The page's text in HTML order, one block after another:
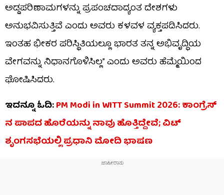
ಅಡ್ಡಪರಿಣಾಮಗಳನ್ನು ಪ್ರಪಂಚದಾದ್ಯಂತ ದೇಶಗಳು
ಅನುಭವಿಸುತ್ತಿವೆ ಎಂದು ಅವರು ಕಳವಳ ವ್ಯಕ್ತಪಡಿಸಿದರು.
ಇಂತಹ ಭೀಕರ ಪರಿಸ್ಥಿತಿಯಲ್ಲೂ ಭಾರತ ತನ್ನ ಅಭಿವೃದ್ಧಿಯ
ವೇಗವನ್ನು ನಿಧಾನಗೊಳಿಸಿಲ್ಲ” ಎಂದು ಅವರು ಹೆಮ್ಮೆಯಿಂದ
ಘೋಷಿಸಿದರು.
ಇದನ್ನೂ ಓದಿ:PM Modi in WITT Summit 2026: ಕಾಂಗ್ರೆಸ್​
ನ ಪಾಪದ ಹೊರೆಯನ್ನು ನಾವು ಹೊತ್ತಿದ್ದೇವೆ; ವಿಟ್
ಶೃಂಗಸಭೆಯಲ್ಲಿ ಪ್ರಧಾನಿ ಮೋದಿ ಭಾಷಣ